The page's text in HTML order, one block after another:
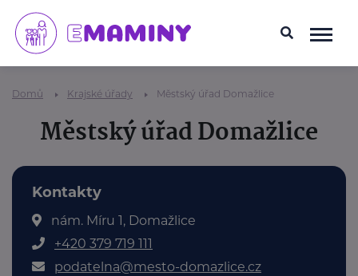
Domů Krajské úřady Městský úřad Domažlice
Městský úřad Domažlice
Kontakty
nám. Míru 1, Domažlice
+420 379 719 111
podatelna@mesto-domazlice.cz